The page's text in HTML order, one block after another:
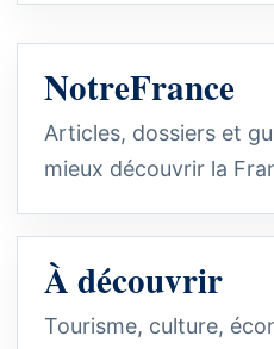
NotreFrance
Articles, dossiers et
mieux découvrir la
À découvrir
Tourisme, culture,